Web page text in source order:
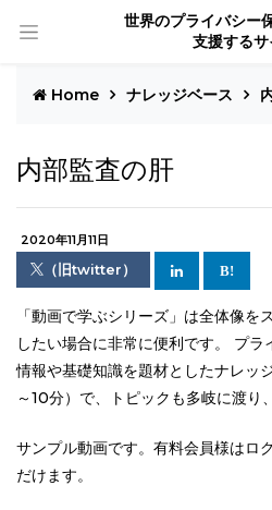
世界のプライバシー
支援するサ
Home ナレッジベース
内部監査の肝
2020年11月11日
（旧twitter）
「動画で学ぶシリーズ」は全体像を
したい場合に非常に便利です。 プ
情報や基礎知識を題材としたナレッ
～10分）で、トピックも多岐に渡り
サンプル動画です。有料会員様はロ
だけます。